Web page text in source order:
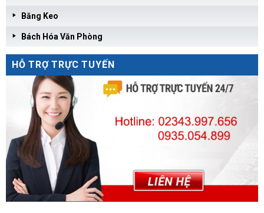
Băng Keo
Bách Hóa Văn Phòng
HỖ TRỢ TRỰC TUYẾN